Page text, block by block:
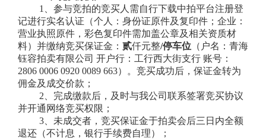
1、参与竞拍的竞买人需自行下载中拍平台注册登
记进行实名认证（个人：身份证原件及复印件；企业：
营业执照原件，彩色复印件需加盖公章及相关资质材
料）并缴纳竞买保证金： 贰仟元整/停车位 （ 户名：青海
钰容拍卖有限公司 开户行：工行西大街支行 账号：
2806 0006 0920 0089 663）。竞买成功后，保证金转为
佣金及成交价款；
2、完成缴款后，及时与我公司联系签署竞买协议
并开通网络竞买权限；
3、未成交者，竞买保证金于拍卖会后三日内全额
退还（不计息，银行手续费自理）；